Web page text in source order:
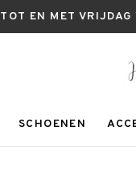
EN MET
SCHOENEN